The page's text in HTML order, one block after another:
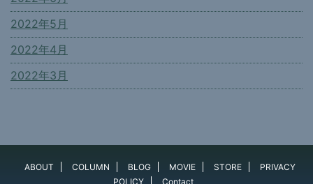
2022年5月
2022年4月
2022年3月
ABOUT COLUMN BLOG MOVIE STORE
PRIVACY
POLICY
Contact